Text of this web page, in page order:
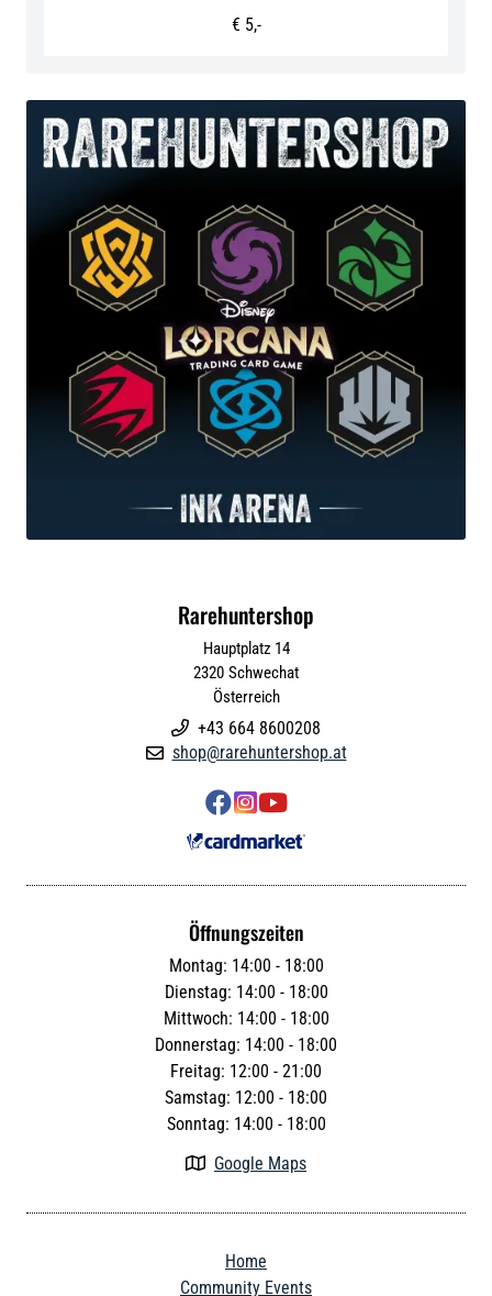
‍€ 5,-
Rarehuntershop
Hauptplatz 14
2320 Schwechat
Österreich
 +43 664 8600208
 shop@rarehuntershop.at

Öffnungszeiten
Montag: 14:00 - 18:00
Dienstag: 14:00 - 18:00
Mittwoch: 14:00 - 18:00
Donnerstag: 14:00 - 18:00
Freitag: 12:00 - 21:00
Samstag: 12:00 - 18:00
Sonntag: 14:00 - 18:00
 Google Maps
Home
Community Events